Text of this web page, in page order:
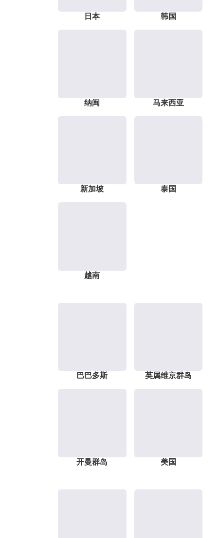
日本 韩国
纳闽 马来西亚
新加坡 泰国
越南
巴巴多斯 英属维京群岛
开曼群岛 美国